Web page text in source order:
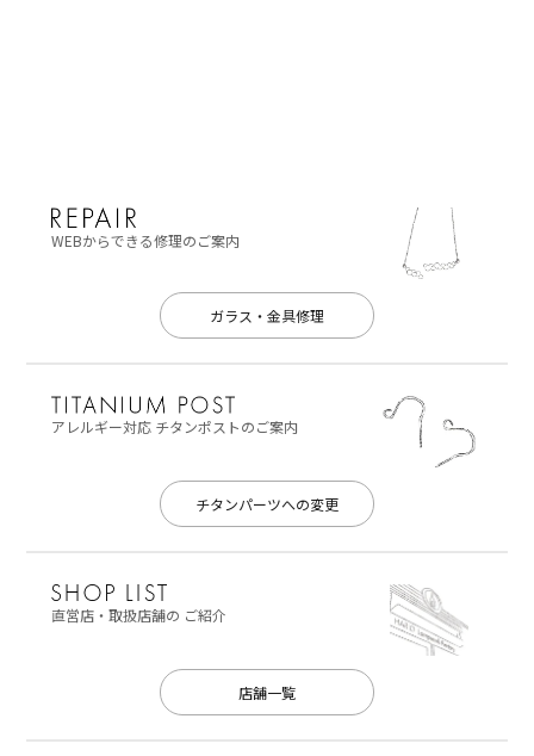
WEBからできる修理のご案内
ガラス・金具修理
アレルギー対応チタンポストのご案内
チタンパーツへの変更
直営店・取扱店舗の ご紹介
店舗一覧